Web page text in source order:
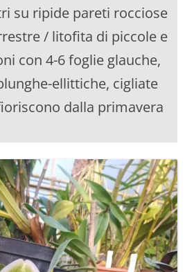
su ripide pareti rocciose
/ litofita di piccole e
con 4-6 foglie glauche,
ellittiche, cigliate
dalla primavera